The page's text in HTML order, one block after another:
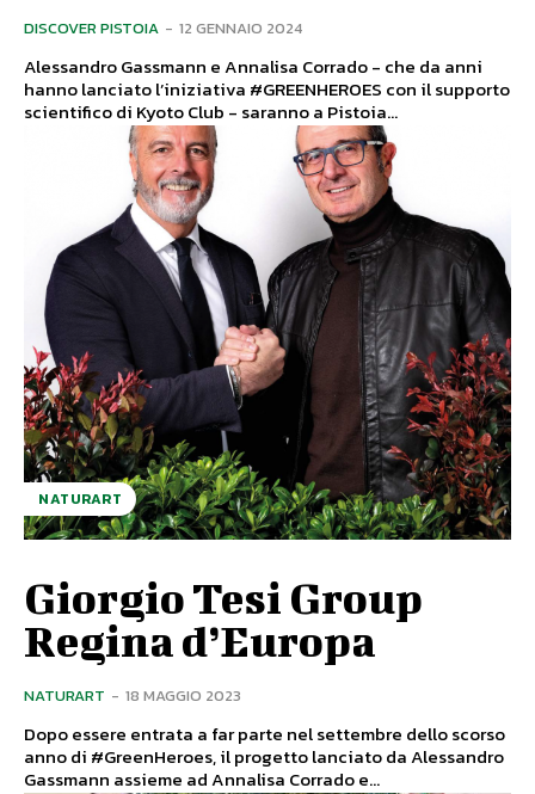
DISCOVER PISTOIA - 12 GENNAIO 2024
Alessandro Gassmann e Annalisa Corrado - che da anni
hanno lanciato l’iniziativa #GREENHEROES con il supporto
scientifico di Kyoto Club - saranno a Pistoia...
NATURART
Giorgio Tesi Group
Regina d’Europa
NATURART - 18 MAGGIO 2023
Dopo essere entrata a far parte nel settembre dello scorso
anno di #GreenHeroes, il progetto lanciato da Alessandro
Gassmann assieme ad Annalisa Corrado e...